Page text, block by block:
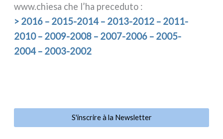
www.chiesa che l’ha pre­ce­du­to :
> 2016 – 2015-2014 – 2013-2012 – 2011-
2010 – 2009-2008 – 2007-2006 – 2005-
2004 – 2003-2002
S'inscrire à la Newsletter